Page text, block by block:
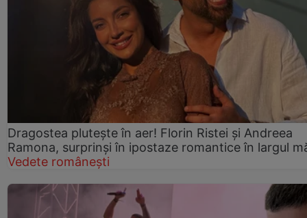
Dragostea plutește în aer! Florin Ristei și Andreea
Ramona, surprinși în ipostaze romantice în largul
Vedete românești